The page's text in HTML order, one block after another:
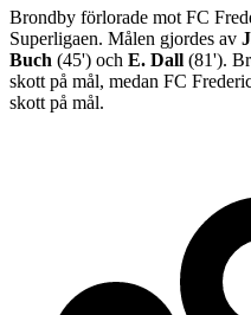
Brondby förlorade mot FC
Superligaen. Målen gjordes av
Buch (45') och E. Dall (81').
skott på mål, medan FC
skott på mål.